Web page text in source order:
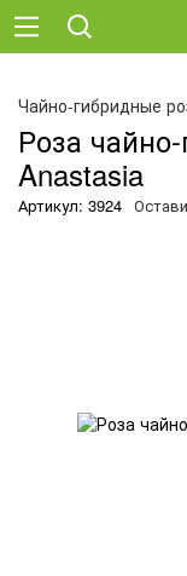
Чайно-гибридные
Роза
Anastasia
Артикул: 3924